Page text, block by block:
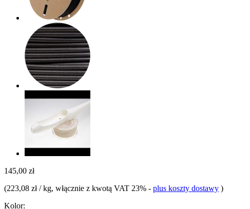
145,00 zł
(223,08 zł / kg, włącznie z kwotą VAT 23% - plus koszty dostawy )
Kolor: